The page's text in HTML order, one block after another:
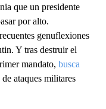
que un presidente
por alto.
genuflexiones
Y tras destruir el
mandato, busca
ataques militares